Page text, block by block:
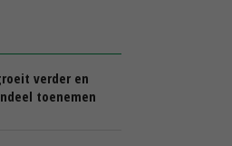
verder en
toenemen